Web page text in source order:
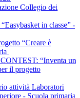
Collegio dei
in classe” -
“Creare è
“Inventa un
il progetto
attività Laboratori
- Scuola primaria